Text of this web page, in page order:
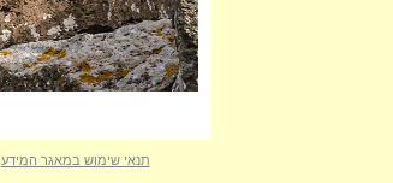
תנאי שימוש במאגר המידע